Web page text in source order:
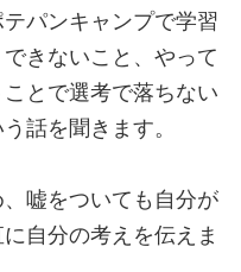
パンキャンプで学習
きないこと、やって
とで選考で落ちない
話を聞きます。
嘘をついても自分が
自分の考えを伝えま